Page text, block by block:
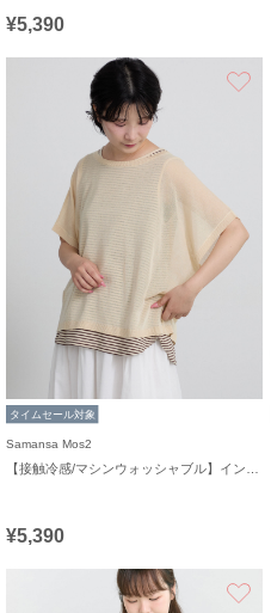
¥5,390
タイムセール対象
Samansa Mos2
¥5,390